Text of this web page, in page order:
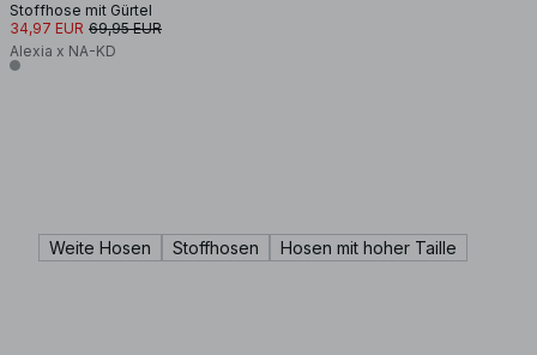
Stoffhose mit Gürtel
34,97 EUR 69,95 EUR
Alexia x NA-KD
Weite Hosen Stoffhosen Hosen mit hoher Taille